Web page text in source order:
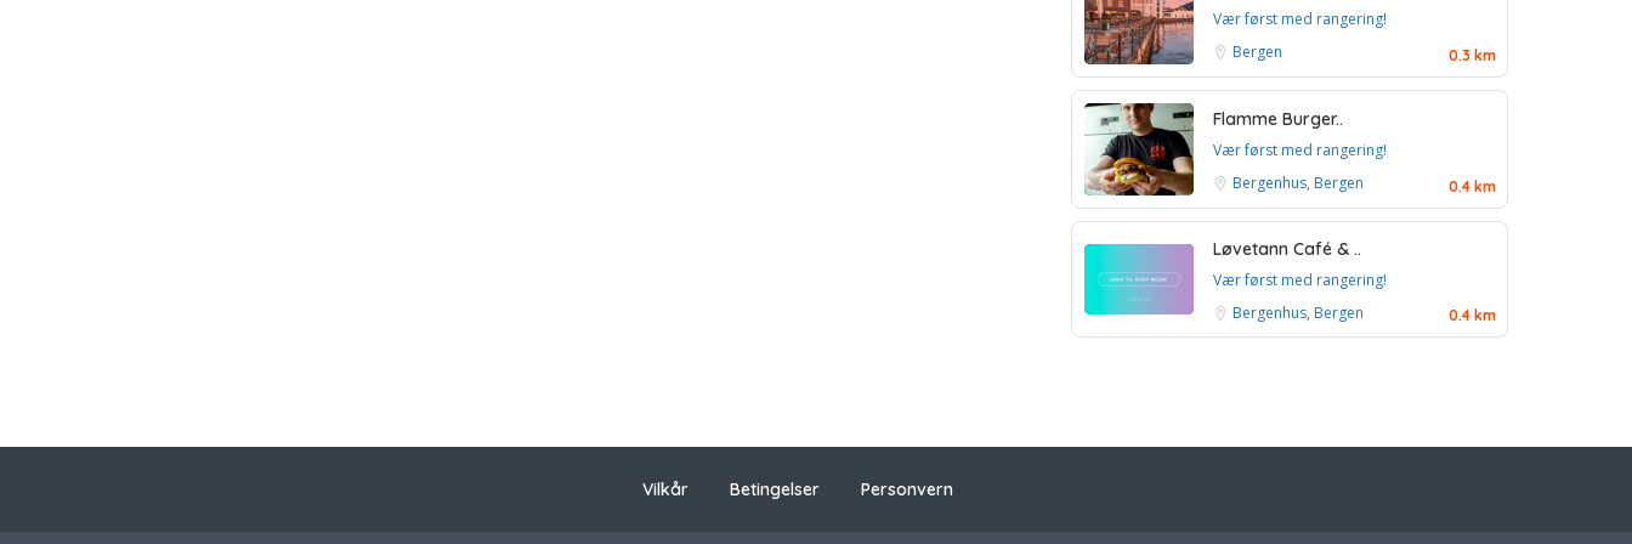
Vær først med rangering!
Bergen
0.3 km
Flamme Burger..
Vær først med rangering!
Bergenhus, Bergen
0.4 km
Løvetann Café & ..
Vær først med rangering!
Bergenhus, Bergen
0.4 km
Vilkår Betingelser Personvern